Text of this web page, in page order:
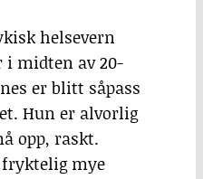
helsevern
midten av 20-
er blitt såpass
Hun er alvorlig
opp, raskt.
fryktelig mye